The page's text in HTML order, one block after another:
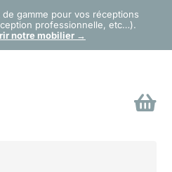
gamme pour vos réceptions
professionnelle, etc…).
notre mobilier →